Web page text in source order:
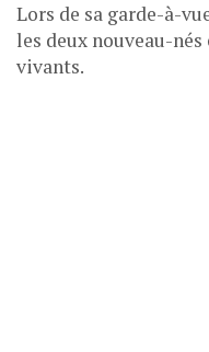
Lors de sa garde-à-
les deux nouveau-
vivants.